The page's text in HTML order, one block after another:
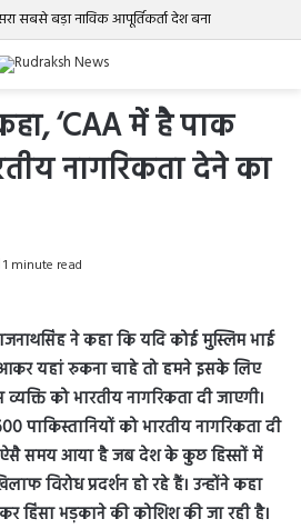
सबसे बड़ा नाविक आपूर्तिकर्ता देश बना
‘CAA में है पाक
नागरिकता देने का
1 minute read
ने कहा कि यदि कोई मुस्लिम भाई
यहां रुकना चाहे तो हमने इसके लिए
को भारतीय नागरिकता दी जाएगी।
पाकिस्तानियों को भारतीय नागरिकता दी
ऐसै समय आया है जब देश के कुछ हिस्सों में
विरोध प्रदर्शन हो रहे हैं। उन्होंने कहा
हिंसा भड़काने की कोशिश की जा रही है।